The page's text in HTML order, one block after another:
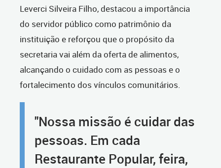
Leverci Silveira Filho, destacou a importância
do servidor público como patrimônio da
instituição e reforçou que o propósito da
secretaria vai além da oferta de alimentos,
alcançando o cuidado com as pessoas e o
fortalecimento dos vínculos comunitários.
"Nossa missão é cuidar das
pessoas. Em cada
Restaurante Popular, feira,